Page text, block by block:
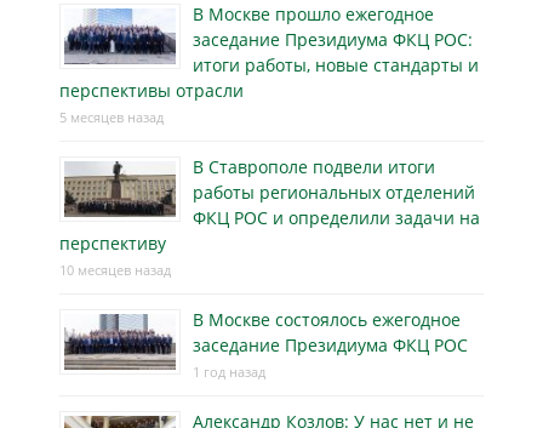
В Москве прошло ежегодное
заседание Президиума ФКЦ РОС:
итоги работы, новые стандарты и
перспективы отрасли
5 месяцев назад
В Ставрополе подвели итоги
работы региональных отделений
ФКЦ РОС и определили задачи на
перспективу
10 месяцев назад
В Москве состоялось ежегодное
заседание Президиума ФКЦ РОС
1 год назад
Александр Козлов: У нас нет и не